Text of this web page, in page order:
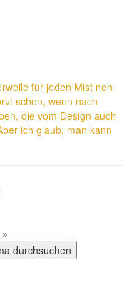
für jeden Mist nen
schon, wenn nach
die vom Design auch
ich glaub, man kann
»